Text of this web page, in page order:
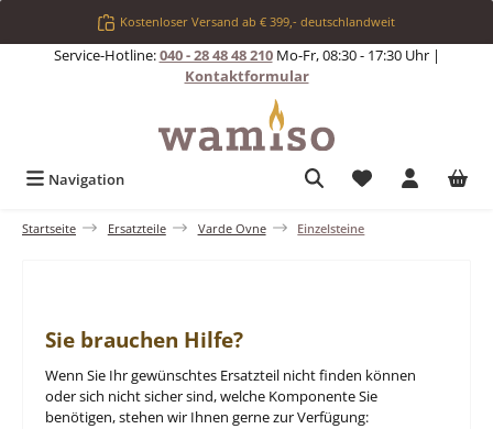
Zum Hauptinhalt springenKostenloser Versand ab € 399,- deutschlandweit
Service-Hotline:040 - 28 48 48 210Mo-Fr, 08:30 - 17:30 Uhr |
Kontaktformular
Navigation Du hast 0
Startseite Ersatzteile Varde Ovne Einzelsteine
Sie brauchen Hilfe?
Wenn Sie Ihr gewünschtes Ersatzteil nicht finden können
oder sich nicht sicher sind, welche Komponente Sie
benötigen, stehen wir Ihnen gerne zur Verfügung: